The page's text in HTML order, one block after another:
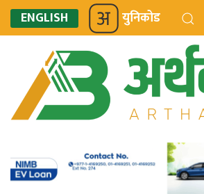
ENGLISH युनिकोड